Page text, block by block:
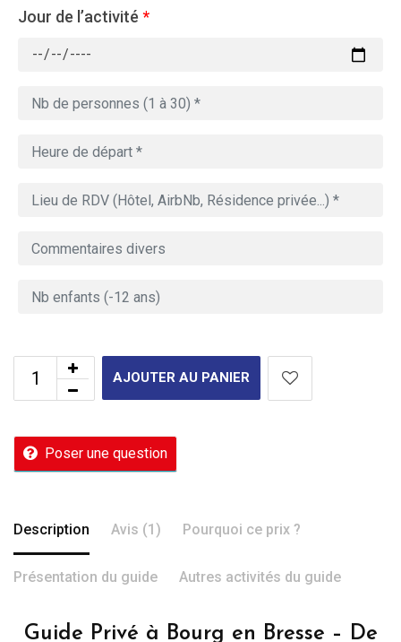
Jour de l’activité *
AJOUTER AU PANIER
Poser une question
Description Avis (1) Pourquoi ce prix ?
Présentation du guide Autres activités du guide
Guide Privé à Bourg en Bresse – De